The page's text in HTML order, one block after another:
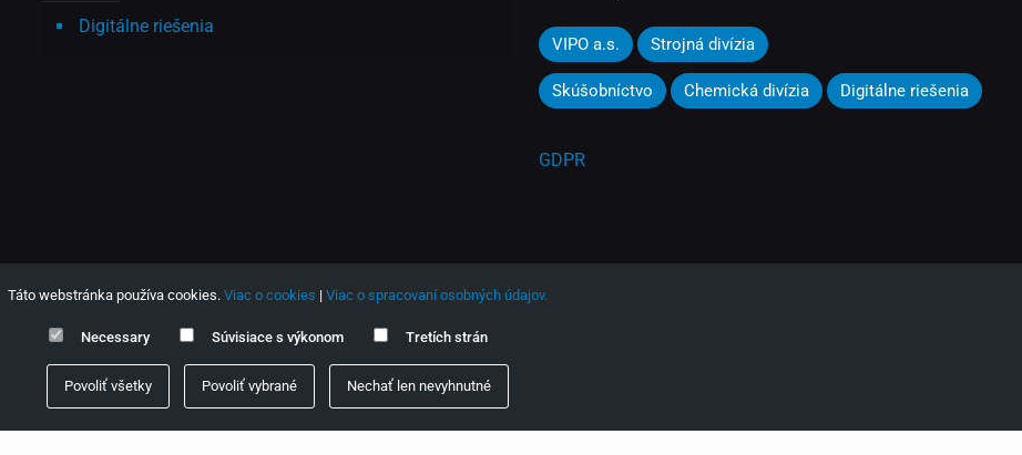
Digitálne riešenia
VIPO a.s. Strojná divízia
Skúšobníctvo Chemická divízia Digitálne riešenia
GDPR
Táto webstránka používa cookies. Viac o cookies | Viac o spracovaní osobných údajov.
Necessary Súvisiace s výkonom Tretích strán
Povoliť všetky Povoliť vybrané Nechať len nevyhnutné